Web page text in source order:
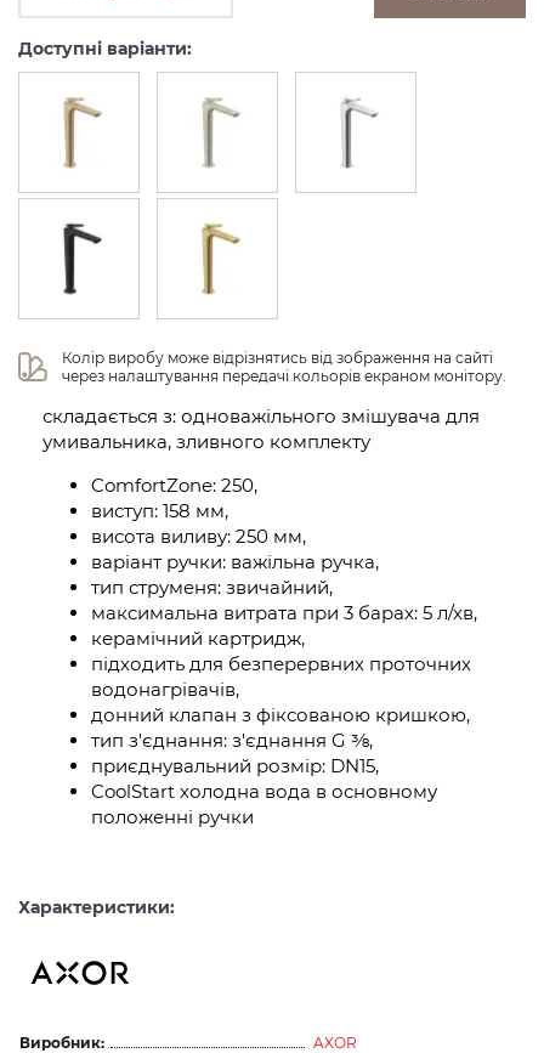
Доступні варіанти:
Колір виробу може відрізнятись від зображення на сайті
через налаштування передачі кольорів екраном монітору.
складається з: одноважільного змішувача для
умивальника, зливного комплекту
ComfortZone: 250,
виступ: 158 мм,
висота виливу: 250 мм,
варіант ручки: важільна ручка,
тип струменя: звичайний,
максимальна витрата при 3 барах: 5 л/хв,
керамічний картридж,
підходить для безперервних проточних
водонагрівачів,
донний клапан з фіксованою кришкою,
тип з'єднання: з'єднання G ⅜,
приєднувальний розмір: DN15,
CoolStart холодна вода в основному
положенні ручки
Характеристики:
Виробник:
AXOR